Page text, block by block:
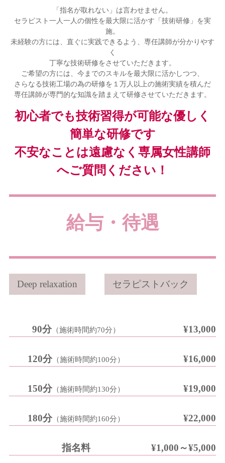
「指名が取れない」は言わせません。
セラピスト一人一人の個性を最大限に活かす「技術研修」を実
施。
未経験の方には、直ぐに実践できるよう、専任講師が分かりやす
く
丁寧な技術研修をさせていただきます。
ご希望の方には、今までのスキルを最大限に活かしつつ、
さらなる技術工場の為の研修を１万人以上の施術実績を積んだ
専任講師が専門的な知識を踏まえて研修させていただきます。
初心者でも技術習得が可能な優しく
簡単な研修です
不安なことは遠慮なく専属女性講師
へご質問ください！
給与・待遇
Deep relaxation セラピストバック
90分（施術時間約70分） ¥13,000
120分（施術時間約100分） ¥16,000
150分（施術時間約130分） ¥19,000
180分（施術時間約160分） ¥22,000
指名料 ¥1,000～¥5,000